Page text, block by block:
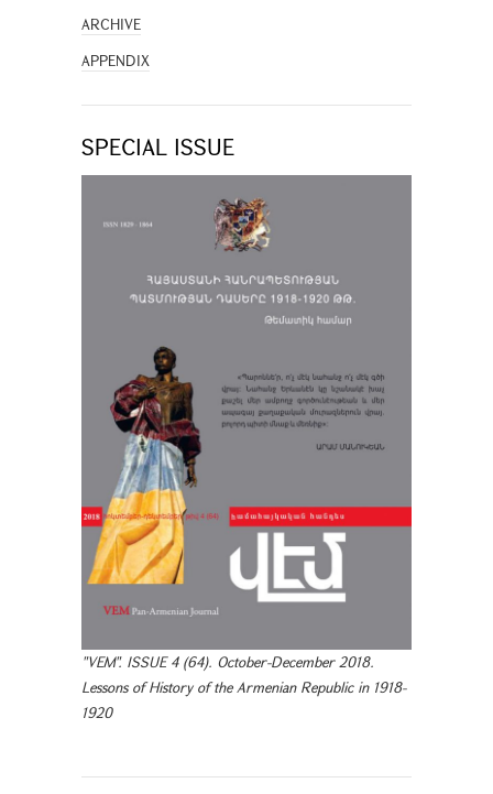
ARCHIVE
APPENDIX
SPECIAL ISSUE
"VEM". ISSUE 4 (64). October-December 2018.
Lessons of History of the Armenian Republic in 1918-
1920